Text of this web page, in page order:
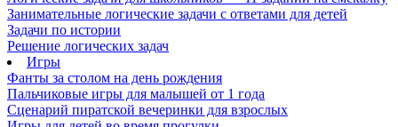
Занимательные логические задачи с ответами для детей
Задачи по истории
Решение логических задач
Игры
Фанты за столом на день рождения
Пальчиковые игры для малышей от 1 года
Сценарий пиратской вечеринки для взрослых